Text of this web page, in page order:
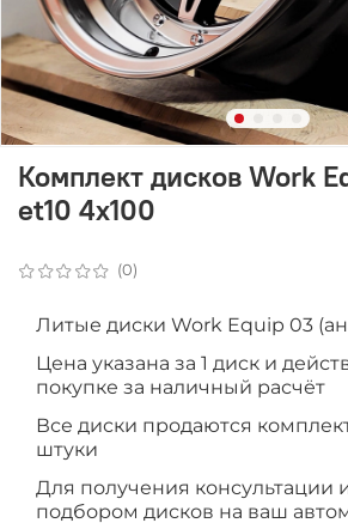
(0)
Комплект дисков Work
et10 4x100
Литые диски Work Equip 03
Цена указана за 1 диск и
покупке за наличный расчёт
Все диски продаютcя
штуки
Для получения консультации
подбором дисков на ваш